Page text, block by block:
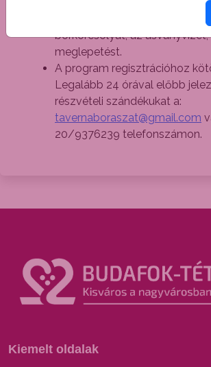
mely tartalmazza a
borkorcsolyát, az ásványvizet,
meglepetést.
A program regisztrációhoz
Legalább 24 órával előbb
részvételi szándékukat a:
tavernaboraszat@gmail.com
20/9376239 telefonszámon.
Kiemelt oldalak